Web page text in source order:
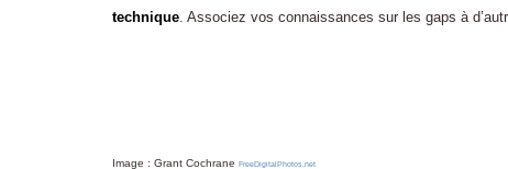
technique. Associez vos connaissances sur les gaps à
Image : Grant Cochrane FreeDigitalPhotos.net